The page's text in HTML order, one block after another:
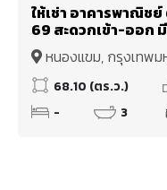
ให้เช่า อาคารพาณิช
69 สะดวกเข้า-ออก
center point
หนองแขม, กรุงเทพม
68.10 (ตร.ว.)
-
3